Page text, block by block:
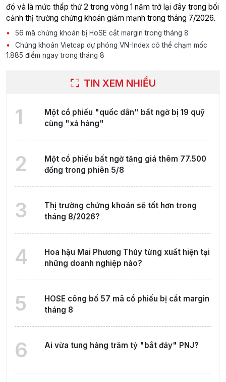
đó và là mức thấp thứ 2 trong vòng 1 năm trở lại đây trong bối
cảnh thị trường chứng khoán giảm mạnh trong tháng 7/2026.
56 mã chứng khoán bị HoSE cắt margin trong tháng 8
Chứng khoán Vietcap dự phóng VN-Index có thể chạm mốc
1.885 điểm ngay trong tháng 8
TIN XEM NHIỀU
1
Một cổ phiếu "quốc dân" bất ngờ bị 19 quỹ
cùng "xả hàng"
2
Một cổ phiếu bất ngờ tăng giá thêm 77.500
đồng trong phiên 5/8
3
Thị trường chứng khoán sẽ tốt hơn trong
tháng 8/2026?
4
Hoa hậu Mai Phương Thúy từng xuất hiện tại
những doanh nghiệp nào?
5
HOSE công bố 57 mã cổ phiếu bị cắt margin
tháng 8
6 Ai vừa tung hàng trăm tỷ "bắt đáy" PNJ?